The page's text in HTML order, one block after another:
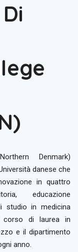
Denmark)
danese che
in quattro
educazione
studio in medicina
corso di laurea in
e il dipartimento
anno.